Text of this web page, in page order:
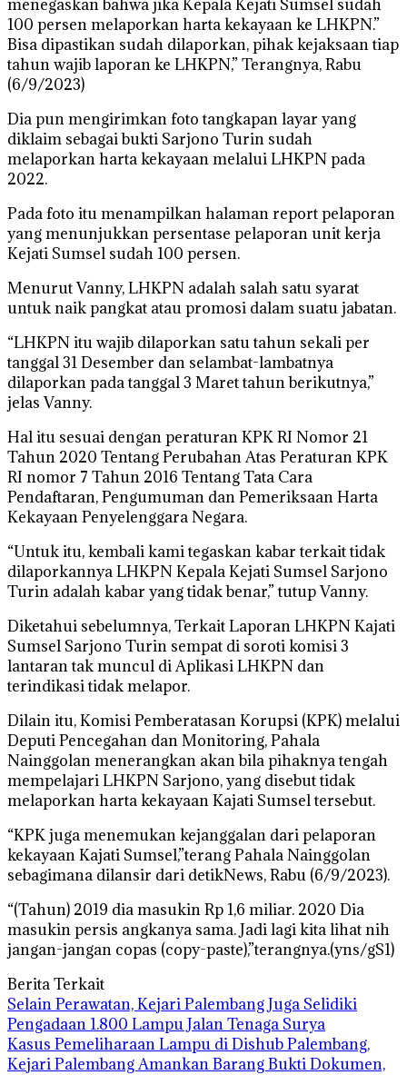
menegaskan bahwa jika Kepala Kejati Sumsel sudah
100 persen melaporkan harta kekayaan ke LHKPN.”
Bisa dipastikan sudah dilaporkan, pihak kejaksaan tiap
tahun wajib laporan ke LHKPN,” Terangnya, Rabu
(6/9/2023)
Dia pun mengirimkan foto tangkapan layar yang
diklaim sebagai bukti Sarjono Turin sudah
melaporkan harta kekayaan melalui LHKPN pada
2022.
Pada foto itu menampilkan halaman report pelaporan
yang menunjukkan persentase pelaporan unit kerja
Kejati Sumsel sudah 100 persen.
Menurut Vanny, LHKPN adalah salah satu syarat
untuk naik pangkat atau promosi dalam suatu jabatan.
“LHKPN itu wajib dilaporkan satu tahun sekali per
tanggal 31 Desember dan selambat-lambatnya
dilaporkan pada tanggal 3 Maret tahun berikutnya,”
jelas Vanny.
Hal itu sesuai dengan peraturan KPK RI Nomor 21
Tahun 2020 Tentang Perubahan Atas Peraturan KPK
RI nomor 7 Tahun 2016 Tentang Tata Cara
Pendaftaran, Pengumuman dan Pemeriksaan Harta
Kekayaan Penyelenggara Negara.
“Untuk itu, kembali kami tegaskan kabar terkait tidak
dilaporkannya LHKPN Kepala Kejati Sumsel Sarjono
Turin adalah kabar yang tidak benar,” tutup Vanny.
Diketahui sebelumnya, Terkait Laporan LHKPN Kajati
Sumsel Sarjono Turin sempat di soroti komisi 3
lantaran tak muncul di Aplikasi LHKPN dan
terindikasi tidak melapor.
Dilain itu, Komisi Pemberatasan Korupsi (KPK) melalui
Deputi Pencegahan dan Monitoring, Pahala
Nainggolan menerangkan akan bila pihaknya tengah
mempelajari LHKPN Sarjono, yang disebut tidak
melaporkan harta kekayaan Kajati Sumsel tersebut.
“KPK juga menemukan kejanggalan dari pelaporan
kekayaan Kajati Sumsel,”terang Pahala Nainggolan
sebagimana dilansir dari detikNews, Rabu (6/9/2023).
“(Tahun) 2019 dia masukin Rp 1,6 miliar. 2020 Dia
masukin persis angkanya sama. Jadi lagi kita lihat nih
jangan-jangan copas (copy-paste),”terangnya.(yns/gS1)
Berita Terkait
Selain Perawatan, Kejari Palembang Juga Selidiki
Pengadaan 1.800 Lampu Jalan Tenaga Surya
Kasus Pemeliharaan Lampu di Dishub Palembang,
Kejari Palembang Amankan Barang Bukti Dokumen,